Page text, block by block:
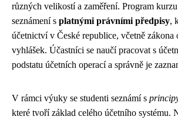
různých velikostí a zaměření. Program
seznámení s platnými právními předpisy,
účetnictví v České republice, včetně
vyhlášek. Účastníci se naučí pracovat s
podstatu účetních operací a správně je
V rámci výuky se studenti seznámí s
které tvoří základ celého účetního systému.